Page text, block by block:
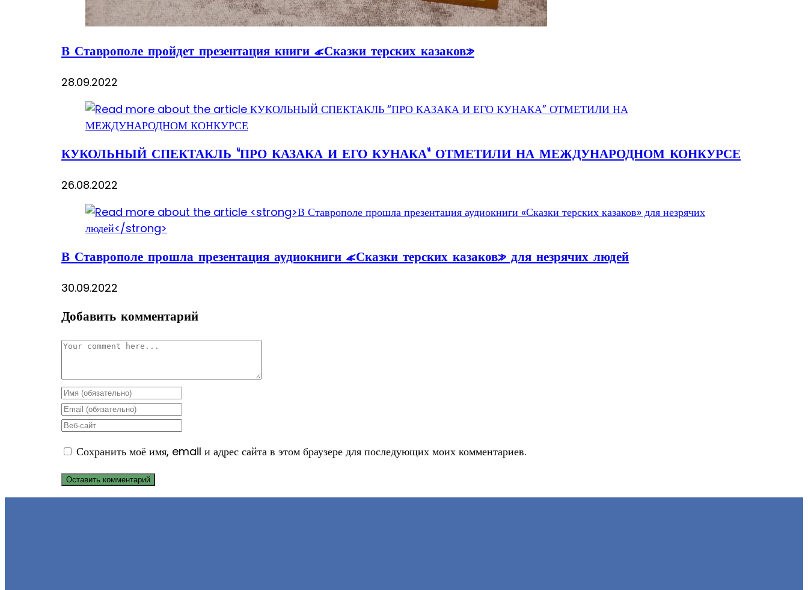
В Ставрополе пройдет презентация книги «Сказки терских казаков»
28.09.2022
КУКОЛЬНЫЙ СПЕКТАКЛЬ “ПРО КАЗАКА И ЕГО КУНАКА” ОТМЕТИЛИ НА МЕЖДУНАРОДНОМ КОНКУРСЕ
26.08.2022
В Ставрополе прошла презентация аудиокниги «Сказки терских казаков» для незрячих людей
30.09.2022
Добавить комментарий
Комментарий
Enter
your
name
username
to
comment
Enter
your
address
to
comment
Enter
website
URL
(optional)
Сохранить моё имя, email и адрес сайта в этом браузере для последующих моих комментариев.